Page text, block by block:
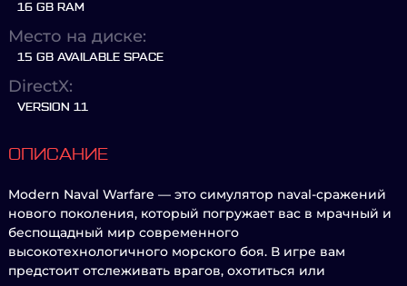
16 GB RAM
Место на диске:
15 GB AVAILABLE SPACE
DirectX:
VERSION 11
ОПИСАНИЕ
Modern Naval Warfare — это симулятор naval-сражений
нового поколения, который погружает вас в мрачный и
беспощадный мир современного
высокотехнологичного морского боя. В игре вам
предстоит отслеживать врагов, охотиться или